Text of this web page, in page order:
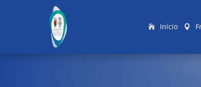
Início